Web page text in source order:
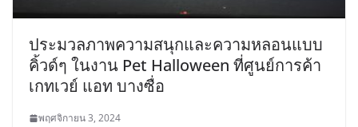
ประมวลภาพความสนุกและความหลอนแบบ
คิ้วด์ๆ ในงาน Pet Halloween ที่ศูนย์การค้า
เกทเวย์ แอท บางซื่อ
พฤศจิกายน 3, 2024